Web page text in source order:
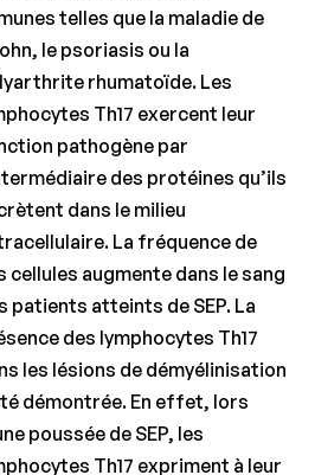
telles que la maladie de
le psoriasis ou la
rhumatoïde. Les
Th17 exercent leur
pathogène par
des protéines qu’ils
dans le milieu
La fréquence de
cellules augmente dans le sang
patients atteints de SEP. La
des lymphocytes Th17
les lésions de démyélinisation
démontrée. En effet, lors
poussée de SEP, les
Th17 expriment à leur